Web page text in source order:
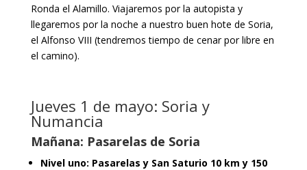
Ronda el Alamillo. Viajaremos por la autopista y
llegaremos por la noche a nuestro buen hote de Soria,
el Alfonso VIII (tendremos tiempo de cenar por libre en
el camino).
Jueves 1 de mayo: Soria y
Numancia
Mañana: Pasarelas de Soria
Nivel uno: Pasarelas y San Saturio 10 km y 150